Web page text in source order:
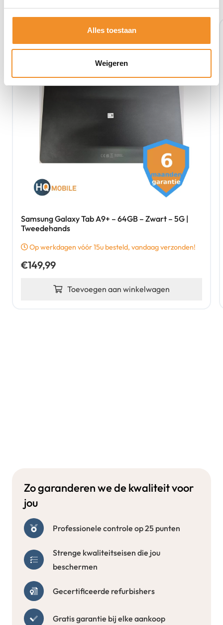
Alles toestaan
Weigeren
Samsung Galaxy Tab A9+ – 64GB – Zwart – 5G |
Tweedehands
Op werkdagen vóór 15u besteld, vandaag verzonden!
€149,99
Toevoegen aan winkelwagen
Zo garanderen we de kwaliteit voor
jou
Professionele controle op 25 punten
Strenge kwaliteitseisen die jou
beschermen
Gecertificeerde refurbishers
Gratis garantie bij elke aankoop